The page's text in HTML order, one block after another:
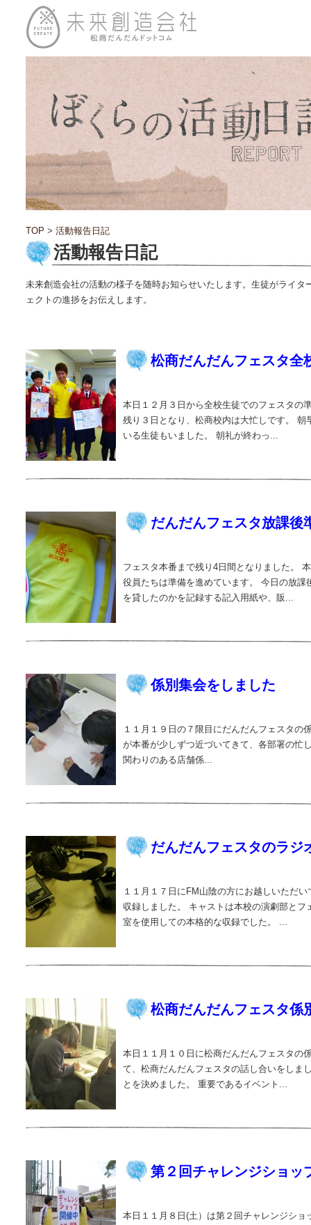
TOP > 活動報告日記
活動報告日記
未来創造会社の活動の様子を随時お知らせいたします。生徒がライ
ェクトの進捗をお伝えします。
松商だんだんフェスタ全
本日１２月３日から全校生徒でのフェスタの
残り３日となり、松商校内は大忙しです。
いる生徒もいました。 朝礼が終わっ...
だんだんフェスタ放課後
フェスタ本番まで残り4日間となりました。
役員たちは準備を進めています。 今日の放
を貸したのかを記録する記入用紙や、販...
係別集会をしました
１１月１９日の７限目にだんだんフェスタの
が本番が少しずつ近づいてきて、各部署の
関わりのある店舗係...
だんだんフェスタのラジ
１１月１７日にFM山陰の方にお越しいただ
収録しました。 キャストは本校の演劇部と
室を使用しての本格的な収録でした。 ...
松商だんだんフェスタ係
本日１１月１０日に松商だんだんフェスタの
て、松商だんだんフェスタの話し合いをしま
とを決めました。 重要であるイベント...
第２回チャレンジショッ
本日１１月８日(土）は第２回チャレンジシ